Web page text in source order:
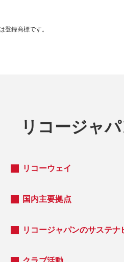
登録商標です。
リコージャ
リコーウェイ
国内主要拠点
リコージャパンのサステナ